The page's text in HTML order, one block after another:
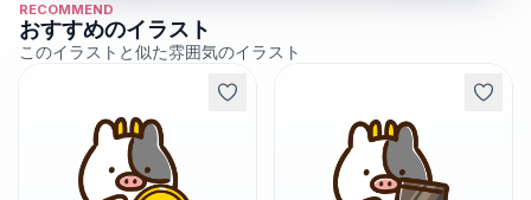
RECOMMEND
おすすめのイラスト
このイラストと似た雰囲気のイラスト